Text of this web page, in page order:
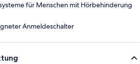
für Menschen mit Hörbehinderung
Anmeldeschalter